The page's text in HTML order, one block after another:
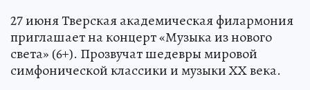
27 июня Тверская академическая филармония
приглашает на концерт «Музыка из нового
света» (6+). Прозвучат шедевры мировой
симфонической классики и музыки ХХ века.